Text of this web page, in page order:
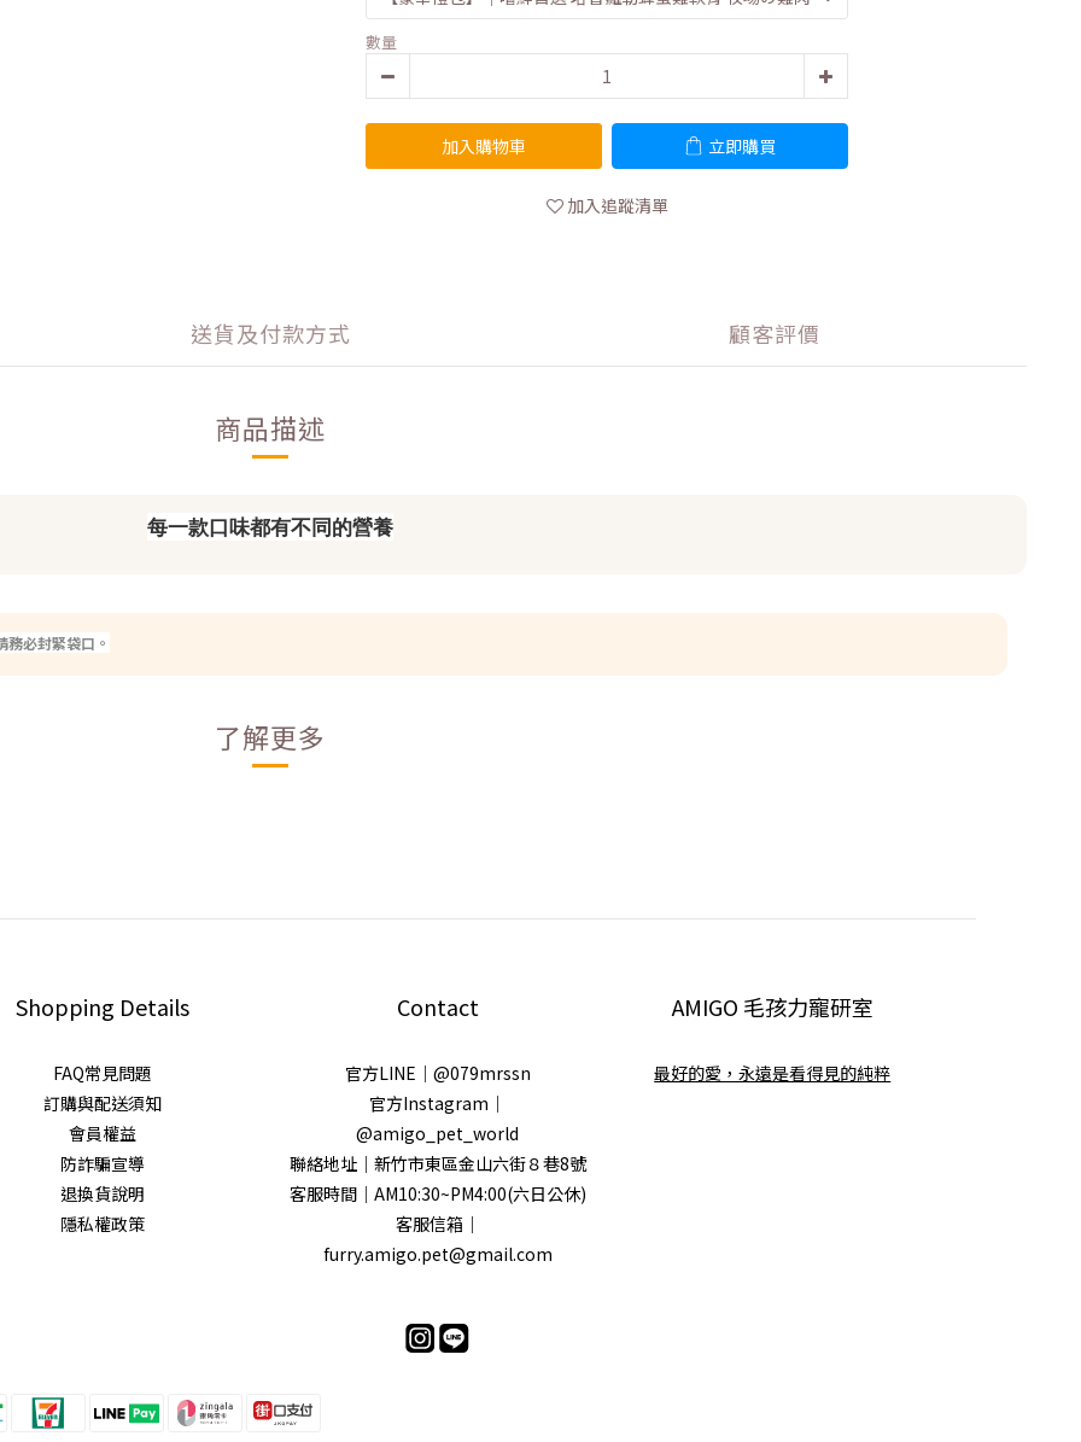
數量
加入購物車 立即購買
加入追蹤清單
送貨及付款方式 顧客評價
商品描述
每一款口味都有不同的營養
必封緊袋口。
了解更多
Shopping Details
FAQ常見問題
訂購與配送須知
會員權益
防詐騙宣導
退換貨說明
隱私權政策
Contact
官方LINE｜@079mrssn
官方Instagram｜
@amigo_pet_world
聯絡地址｜新竹市東區金山六街８巷8號
客服時間｜AM10:30~PM4:00(六日公休)
客服信箱｜
furry.amigo.pet@gmail.com
AMIGO 毛孩力寵研室
最好的愛，永遠是看得見的純粹